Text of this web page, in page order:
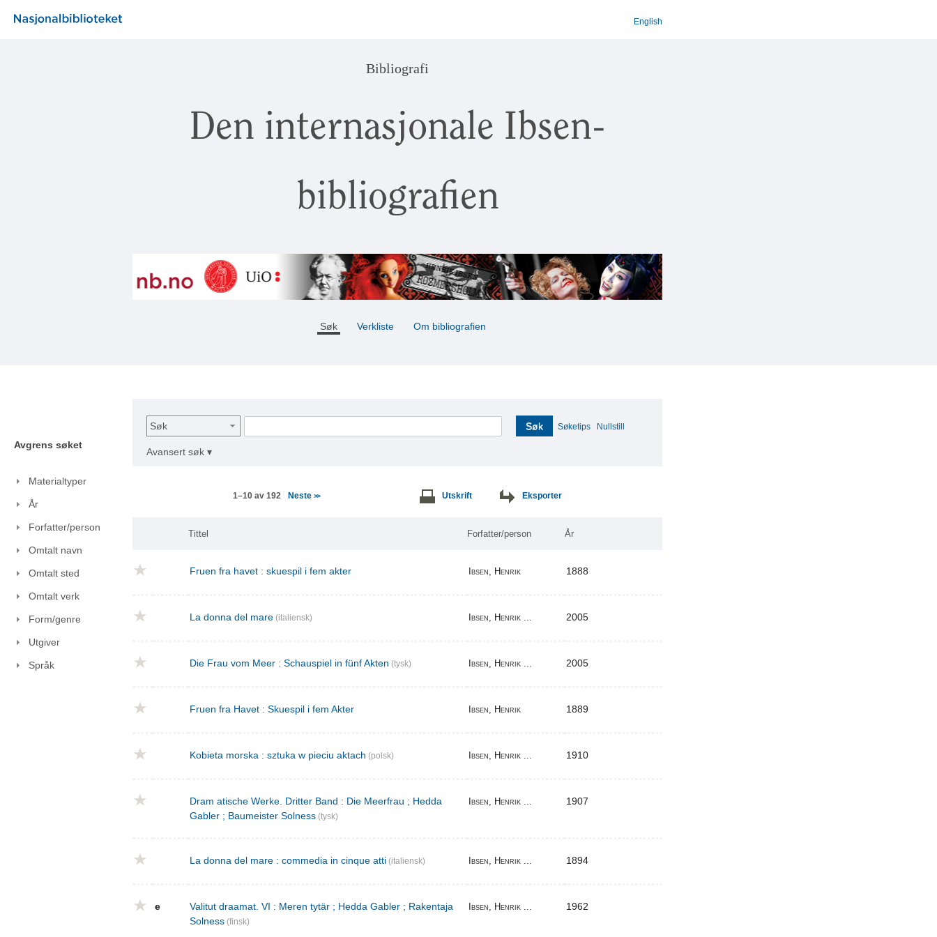
English
Bibliografi
Den internasjonale Ibsen-
bibliografien
Søk Verkliste Om bibliografien
Avgrens søket
Materialtyper
År
Forfatter/person
Omtalt navn
Omtalt sted
Omtalt verk
Form/genre
Utgiver
Språk
Søk Søk Søketips Nullstill
Avansert søk ▾
1–10 av 192 Neste >> Utskrift Eksporter
Tittel Forfatter/person År
Fruen fra havet : skuespil i fem akter Ibsen, Henrik 1888
La donna del mare (italiensk) Ibsen, Henrik ... 2005
Die Frau vom Meer : Schauspiel in fünf Akten (tysk) Ibsen, Henrik ... 2005
Fruen fra Havet : Skuespil i fem Akter Ibsen, Henrik 1889
Kobieta morska : sztuka w pieciu aktach (polsk) Ibsen, Henrik ... 1910
Dram atische Werke. Dritter Band : Die Meerfrau ; Hedda
Gabler ; Baumeister Solness (tysk)
Ibsen, Henrik ... 1907
La donna del mare : commedia in cinque atti (italiensk) Ibsen, Henrik ... 1894
e
Valitut draamat. VI : Meren tytär ; Hedda Gabler ; Rakentaja
Solness (finsk)
Ibsen, Henrik ... 1962